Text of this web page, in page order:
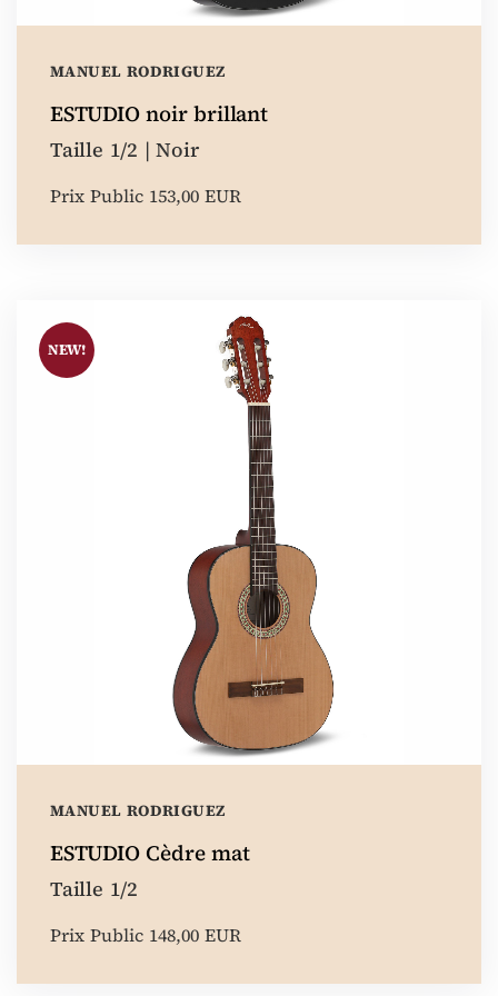
MANUEL RODRIGUEZ
ESTUDIO noir brillant
Taille 1/2 | Noir
Prix Public 153,00 EUR
MANUEL RODRIGUEZ
ESTUDIO Cèdre mat
Taille 1/2
Prix Public 148,00 EUR
NEW!